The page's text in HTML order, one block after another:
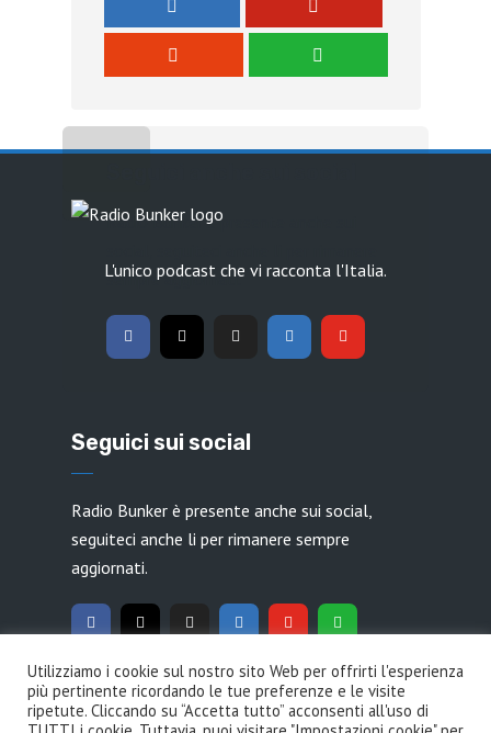
Radio Bunker è presente anche sui
sempre aggiornati.
L'unico podcast che vi racconta l'Italia.
Seguici sui social
Radio Bunker è presente anche sui social,
seguiteci anche li per rimanere sempre
aggiornati.
Utilizziamo i cookie sul nostro sito Web per offrirti l'esperienza
più pertinente ricordando le tue preferenze e le visite
ripetute. Cliccando su “Accetta tutto” acconsenti all'uso di